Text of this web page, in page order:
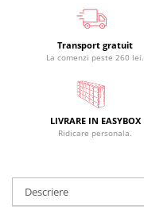
Transport gratuit
La comenzi peste 260 lei.
LIVRARE IN EASYBOX
Ridicare personala.
Descriere